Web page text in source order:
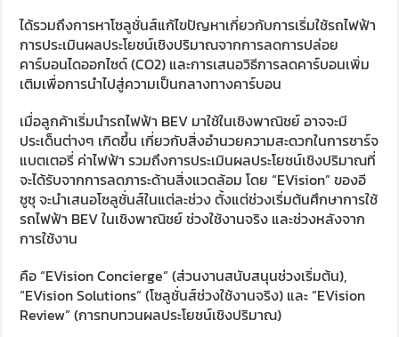
ได้รวมถึงการหาโซลูชั่นส์แก้ไขปัญหาเกี่ยวกับการเริ่มใช้รถไฟฟ้า
การประเมินผลประโยชน์เชิงปริมาณจากการลดการปล่อย
คาร์บอนไดออกไซด์ (CO2) และการเสนอวิธีการลดคาร์บอนเพิ่ม
เติมเพื่อการนำไปสู่ความเป็นกลางทางคาร์บอน
เมื่อลูกค้าเริ่มนำรถไฟฟ้า BEV มาใช้ในเชิงพาณิชย์ อาจจะมี
ประเด็นต่างๆ เกิดขึ้น เกี่ยวกับสิ่งอำนวยความสะดวกในการชาร์จ
แบตเตอรี่ ค่าไฟฟ้า รวมถึงการประเมินผลประโยชน์เชิงปริมาณที่
จะได้รับจากการลดภาระด้านสิ่งแวดล้อม โดย “EVision” ของอี
ซูซุ จะนำเสนอโซลูชั่นส์ในแต่ละช่วง ตั้งแต่ช่วงเริ่มต้นศึกษาการใช้
รถไฟฟ้า BEV ในเชิงพาณิชย์ ช่วงใช้งานจริง และช่วงหลังจาก
การใช้งาน
คือ “EVision Concierge” (ส่วนงานสนับสนุนช่วงเริ่มต้น),
“EVision Solutions” (โซลูชั่นส์ช่วงใช้งานจริง) และ “EVision
Review” (การทบทวนผลประโยชน์เชิงปริมาณ)